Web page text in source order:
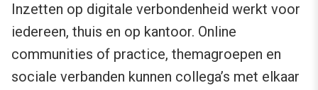
Inzetten op digitale verbondenheid werkt voor
iedereen, thuis en op kantoor. Online
communities of practice, themagroepen en
sociale verbanden kunnen collega’s met elkaar